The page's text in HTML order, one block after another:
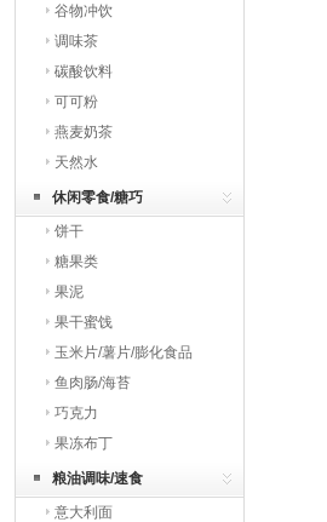
谷物冲饮
调味茶
碳酸饮料
可可粉
燕麦奶茶
天然水
休闲零食/糖巧
饼干
糖果类
果泥
果干蜜饯
玉米片/薯片/膨化食品
鱼肉肠/海苔
巧克力
果冻布丁
粮油调味/速食
意大利面